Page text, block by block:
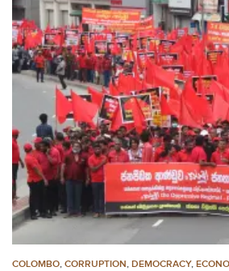
COLOMBO, CORRUPTION, DEMOCRACY,